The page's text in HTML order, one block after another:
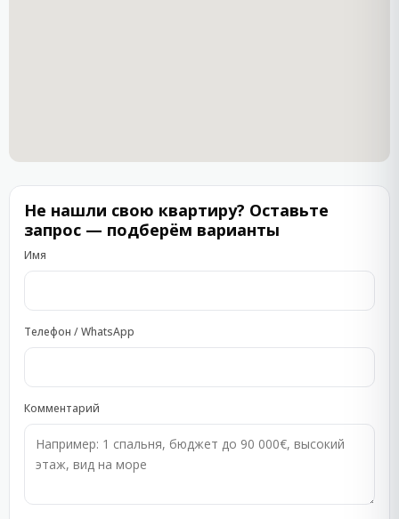
Не нашли свою квартиру? Оставьте
запрос — подберём варианты
Имя
Телефон / WhatsApp
Комментарий